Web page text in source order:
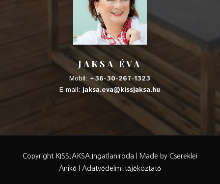
JAKSA ÉVA
Mobil: +36-30-267-1323
E-mail:jaksa.eva@kissjaksa.hu
Copyright KISSJAKSA Ingatlaniroda |
Made by Csereklei
Anikó| Adatvédelmi tájékoztató